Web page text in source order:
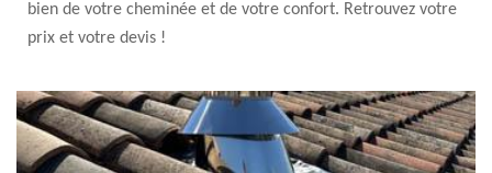
bien de votre cheminée et de votre confort. Retrouvez votre
prix et votre devis !